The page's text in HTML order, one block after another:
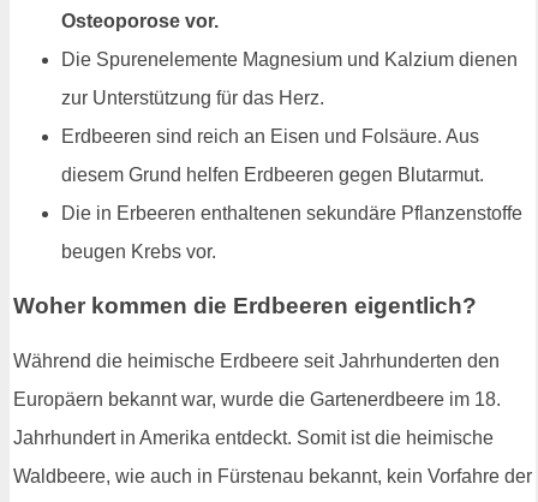
Osteoporose vor.
Die Spurenelemente Magnesium und Kalzium dienen
zur Unterstützung für das Herz.
Erdbeeren sind reich an Eisen und Folsäure. Aus
diesem Grund helfen Erdbeeren gegen Blutarmut.
Die in Erbeeren enthaltenen sekundäre Pflanzenstoffe
beugen Krebs vor.
Woher kommen die Erdbeeren eigentlich?
Während die heimische Erdbeere seit Jahrhunderten den
Europäern bekannt war, wurde die Gartenerdbeere im 18.
Jahrhundert in Amerika entdeckt. Somit ist die heimische
Waldbeere, wie auch in Fürstenau bekannt, kein Vorfahre der